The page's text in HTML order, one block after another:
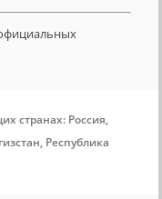
странах: Россия,
Республика